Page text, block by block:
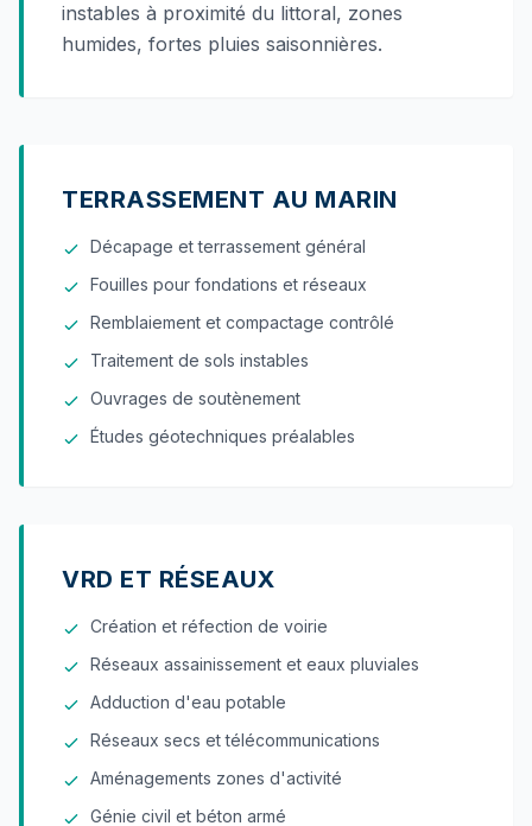
instables à proximité du littoral, zones
humides, fortes pluies saisonnières.
TERRASSEMENT AU MARIN
Décapage et terrassement général
Fouilles pour fondations et réseaux
Remblaiement et compactage contrôlé
Traitement de sols instables
Ouvrages de soutènement
Études géotechniques préalables
VRD ET RÉSEAUX
Création et réfection de voirie
Réseaux assainissement et eaux pluviales
Adduction d'eau potable
Réseaux secs et télécommunications
Aménagements zones d'activité
Génie civil et béton armé